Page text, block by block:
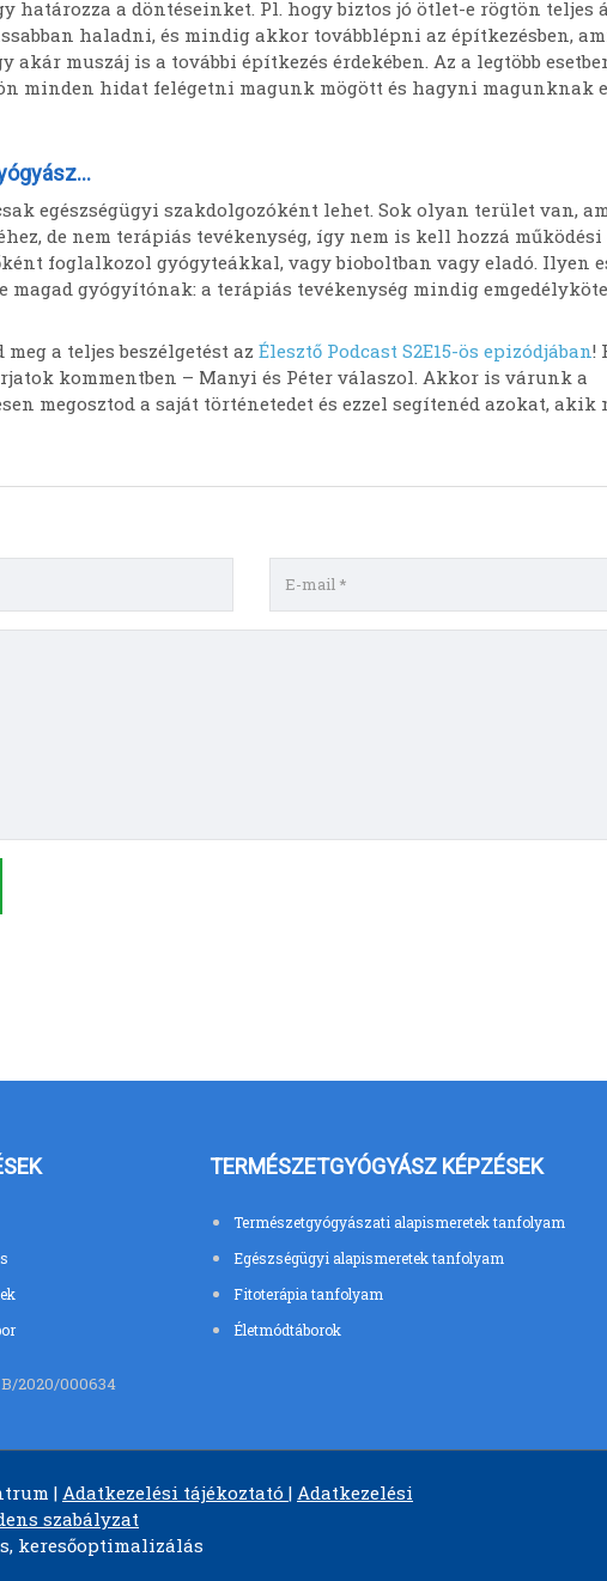
határozza a döntéseinket. Pl. hogy biztos jó ötlet-e rögtön teljes
haladni, és mindig akkor továbblépni az építkezésben,
akár muszáj is a további építkezés érdekében. Az a legtöbb
minden hidat felégetni magunk mögött és hagyni magunknak
egészségügyi szakdolgozóként lehet. Sok olyan terület van,
de nem terápiás tevékenység, így nem is kell hozzá működési
foglalkozol gyógyteákkal, vagy bioboltban vagy eladó. Ilyen
gyógyítónak: a terápiás tevékenység mindig
a teljes beszélgetést az Élesztő Podcast S2E15-ös epizódjában!
kommentben – Manyi és Péter válaszol. Akkor is várunk a
megosztod a saját történetedet és ezzel segítenéd azokat,
TERMÉSZETGYÓGYÁSZ KÉPZÉSEK
Természetgyógyászati alapismeretek tanfolyam
Egészségügyi alapismeretek tanfolyam
Fitoterápia tanfolyam
Életmódtáborok
2020/000634
| Adatkezelési tájékoztató | Adatkezelési
szabályzat
keresőoptimalizálás